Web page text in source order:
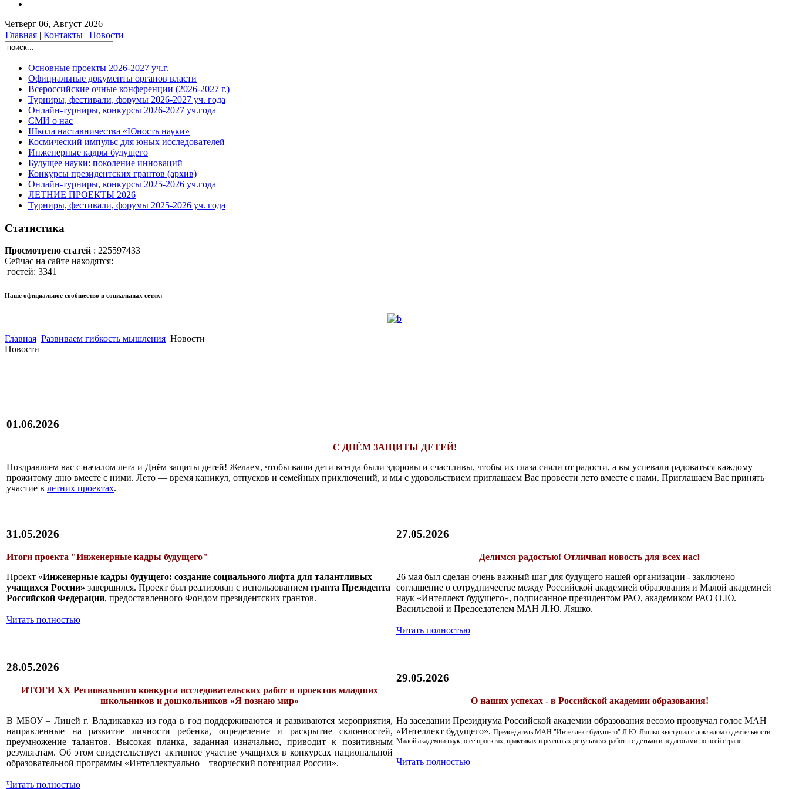
Четверг 06, Август 2026
Главная | Контакты | Новости
Основные проекты 2026-2027 уч.г.
Официальные документы органов власти
Всероссийские очные конференции (2026-2027 г.)
Турниры, фестивали, форумы 2026-2027 уч. года
Онлайн-турниры, конкурсы 2026-2027 уч.года
СМИ о нас
Школа наставничества «Юность науки»
Космический импульс для юных исследователей
Инженерные кадры будущего
Будущее науки: поколение инноваций
Конкурсы президентских грантов (архив)
Онлайн-турниры, конкурсы 2025-2026 уч.года
ЛЕТНИЕ ПРОЕКТЫ 2026
Турниры, фестивали, форумы 2025-2026 уч. года
Статистика
Просмотрено статей : 225597433
Сейчас на сайте находятся:
гостей: 3341
Наше официальное сообщество в социальных сетях:
Главная Развиваем гибкость мышления Новости
Новости
01.06.2026
С ДНЁМ ЗАЩИТЫ ДЕТЕЙ!
Поздравляем вас с началом лета и Днём защиты детей! Желаем, чтобы ваши дети всегда были здоровы и счастливы, чтобы их глаза сияли от радости, а вы успевали радоваться каждому
прожитому дню вместе с ними. Лето — время каникул, отпусков и семейных приключений, и мы с удовольствием приглашаем Вас провести лето вместе с нами. Приглашаем Вас принять
участие в летних проектах.
31.05.2026
Итоги проекта "Инженерные кадры будущего"
Проект «Инженерные кадры будущего: создание социального лифта для талантливых
учащихся России» завершился. Проект был реализован с использованием гранта Президента
Российской Федерации, предоставленного Фондом президентских грантов.
Читать полностью
28.05.2026
ИТОГИ XX Регионального конкурса исследовательских работ и проектов младших
школьников и дошкольников «Я познаю мир»
В МБОУ – Лицей г. Владикавказ из года в год поддерживаются и развиваются мероприятия,
направленные на развитие личности ребенка, определение и раскрытие склонностей,
преумножение талантов. Высокая планка, заданная изначально, приводит к позитивным
результатам. Об этом свидетельствует активное участие учащихся в конкурсах национальной
образовательной программы «Интеллектуально – творческий потенциал России».
Читать полностью
27.05.2026
Делимся радостью! Отличная новость для всех нас!
26 мая был сделан очень важный шаг для будущего нашей организации - заключено
соглашение о сотрудничестве между Российской академией образования и Малой академией
наук «Интеллект будущего», подписанное президентом РАО, академиком РАО О.Ю.
Васильевой и Председателем МАН Л.Ю. Ляшко.
Читать полностью
29.05.2026
О наших успехах - в Российской академии образования!
На заседании Президиума Российской академии образования весомо прозвучал голос МАН
«Интеллект будущего». Председатель МАН "Интеллект будущего" Л.Ю. Ляшко выступил с докладом о деятельности
Малой академии наук, о её проектах, практиках и реальных результатах работы с детьми и педагогами по всей стране.
Читать полностью